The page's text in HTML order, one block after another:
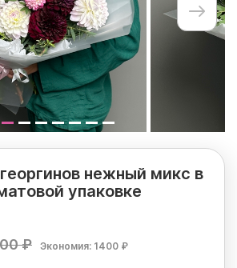
нежный микс в
упаковке
₽ Экономия: 1400 ₽